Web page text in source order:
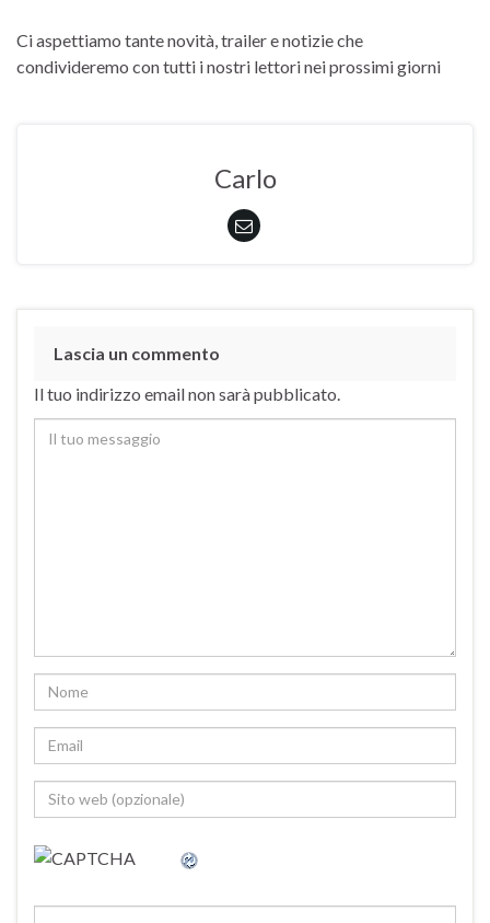
Ci aspettiamo tante novità, trailer e notizie che
condivideremo con tutti i nostri lettori nei prossimi giorni
Carlo
Lascia un commento
Il tuo indirizzo email non sarà pubblicato.